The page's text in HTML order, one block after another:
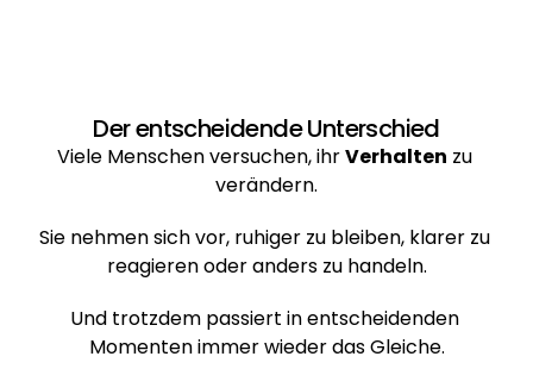
Der entscheidende Unterschied
Viele Menschen versuchen, ihr Verhalten zu
verändern.
Sie nehmen sich vor, ruhiger zu bleiben, klarer zu
reagieren oder anders zu handeln.
Und trotzdem passiert in entscheidenden
Momenten immer wieder das Gleiche.